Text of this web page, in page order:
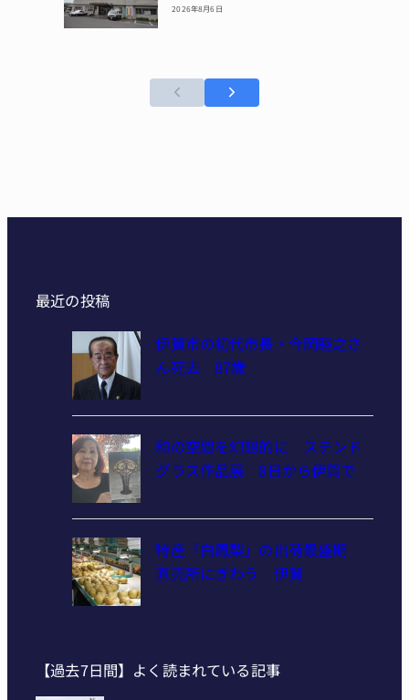
2026年8月6日
最近の投稿
伊賀市の初代市長・今岡睦之さ
ん死去 87歳
和の空間を幻想的に ステンド
グラス作品展 8日から伊賀で
特産「白鳳梨」の出荷最盛期
直売所にぎわう 伊賀
【過去7日間】よく読まれている記事